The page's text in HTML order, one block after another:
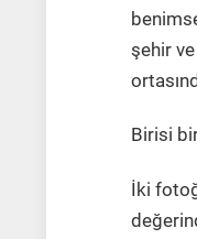
şehir
Birisi
İki